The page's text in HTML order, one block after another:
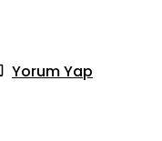
Yorum Yap